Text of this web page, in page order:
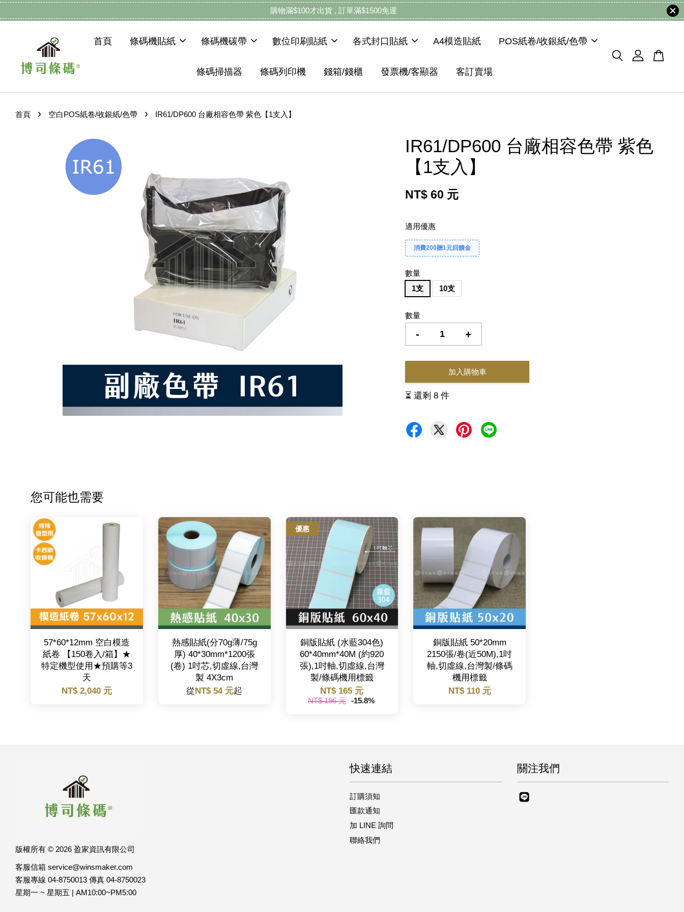
購物滿$100才出貨 , 訂單滿$1500免運
首頁 條碼機貼紙 條碼機碳帶 數位印刷貼紙 各式封口貼紙 A4模造貼紙 POS紙卷/收銀紙/色帶
條碼掃描器 條碼列印機 錢箱/錢櫃 發票機/客顯器 客訂賣場
首頁 › 空白POS紙卷/收銀紙/色帶 › IR61/DP600 台廠相容色帶 紫色【1支入】
IR61/DP600 台廠相容色帶 紫色
【1支入】
NT$ 60 元
適用優惠
消費200贈1元回饋金
數量
1支
10支
數量
- +
加入購物車
⏳ 還剩 8 件
您可能也需要
57*60*12mm 空白模造
紙卷 【150卷入/箱】★
特定機型使用★預購等3
天
NT$ 2,040 元
熱感貼紙(分70g薄/75g
厚) 40*30mm*1200張
(卷) 1吋芯,切虛線,台灣
製 4X3cm
從NT$ 54 元起
優惠
銅版貼紙 (水藍304色)
60*40mm*40M (約920
張),1吋軸,切虛線,台灣
製/條碼機用標籤
NT$ 165 元
NT$ 196 元 -15.8%
銅版貼紙 50*20mm
2150張/卷(近50M),1吋
軸,切虛線,台灣製/條碼
機用標籤
NT$ 110 元
版權所有 © 2026 盈家資訊有限公司
快速連結
訂購須知
匯款通知
加 LINE 詢問
聯絡我們
關注我們
客服信箱 service@winsmaker.com
客服專線 04-8750013 傳真 04-8750023
星期一 ~ 星期五 | AM10:00~PM5:00